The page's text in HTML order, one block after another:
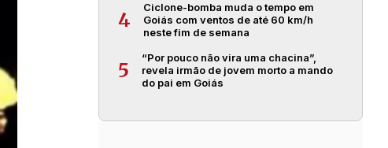
4
Ciclone-bomba muda o tempo em
Goiás com ventos de até 60 km/h
neste fim de semana
5
“Por pouco não vira uma chacina”,
revela irmão de jovem morto a mando
do pai em Goiás